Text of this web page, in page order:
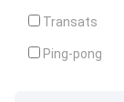
Transats
Ping-pong